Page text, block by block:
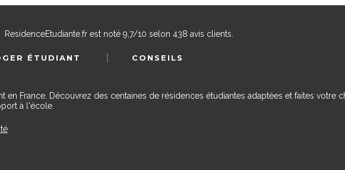
ResidenceEtudiante.frest noté 9,7/10 selon 438 avis clients.
ÉTUDIANT
CONSEILS
en France. Découvrez des centaines de résidences étudiantes adaptées et faites votre
à l'école.